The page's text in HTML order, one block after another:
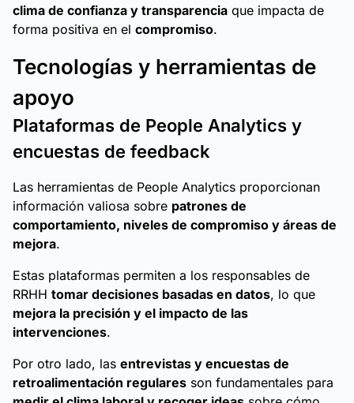
clima de confianza y transparencia que impacta de
forma positiva en el compromiso.
Tecnologías y herramientas de
apoyo
Plataformas de People Analytics y
encuestas de feedback
Las herramientas de People Analytics proporcionan
información valiosa sobre patrones de
comportamiento, niveles de compromiso y áreas de
mejora.
Estas plataformas permiten a los responsables de
RRHH tomar decisiones basadas en datos, lo que
mejora la precisión y el impacto de las
intervenciones.
Por otro lado, las entrevistas y encuestas de
retroalimentación regulares son fundamentales para